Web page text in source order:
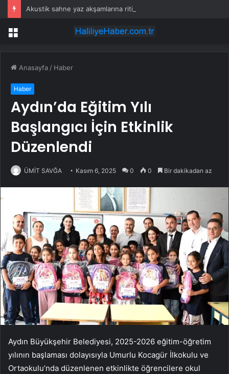
Akustik sahne yaz akşamlarına ritim katıyor
Menü
Anasayfa / Haber
Haber
Aydın’da Eğitim Yılı
Başlangıcı İçin Etkinlik
Düzenlendi
ÜMİT SAVĞA Kasım 6, 2025 0 0 Bir dakikadan az
Aydın Büyükşehir Belediyesi, 2025-2026 eğitim-öğretim
yılının başlaması dolayısıyla Umurlu Kocagür İlkokulu ve
Ortaokulu’nda düzenlenen etkinlikte öğrencilere okul